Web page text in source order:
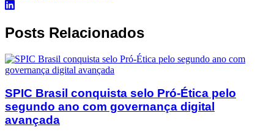
Posts Relacionados
SPIC Brasil conquista selo Pró-Ética pelo
segundo ano com governança digital
avançada